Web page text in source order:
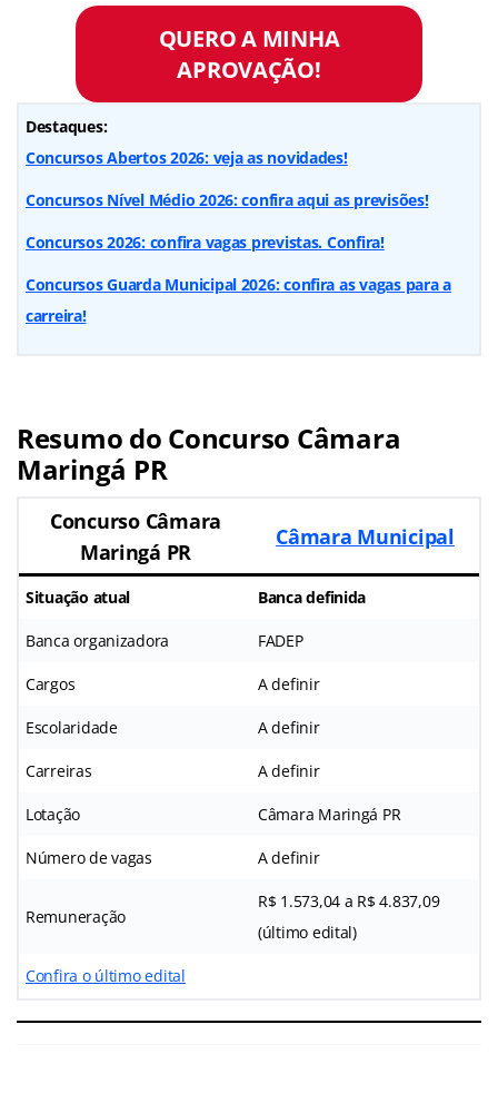
QUERO A MINHA
APROVAÇÃO!
Destaques:
Concursos Abertos 2026: veja as novidades!
Concursos Nível Médio 2026: confira aqui as previsões!
Concursos 2026: confira vagas previstas. Confira!
Concursos Guarda Municipal 2026: confira as vagas para a
carreira!
Resumo do Concurso Câmara
Maringá PR
Concurso Câmara
Maringá PR
Câmara Municipal
Situação atual Banca definida
Banca organizadora FADEP
Cargos A definir
Escolaridade A definir
Carreiras A definir
Lotação Câmara Maringá PR
Número de vagas A definir
Remuneração
R$ 1.573,04 a R$ 4.837,09
(último edital)
Confira o último edital